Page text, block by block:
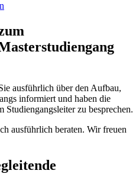
ausführlich über den Aufbau,
informiert und haben die
zu besprechen.
ausführlich beraten. Wir freuen